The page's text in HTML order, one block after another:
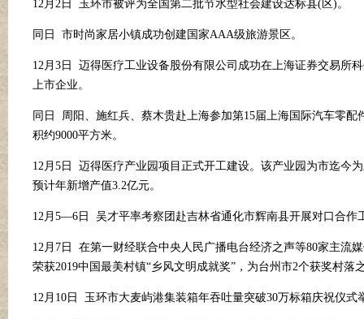
12月2日 玉环市被评为全国第二批节水型社会建设达标县(区)。
同日 市时尚家居小镇成功创建国家AAA级旅游景区。
12月3日 迈得医疗工业设备股份有限公司成功在上海证券交易所
上市企业。
同日 周阳、施红兵、蔡木贵赴上海参加第15届上海国际汽车零配
积约9000平方米。
12月5日 迈得医疗产业园项目正式开工建设。该产业园为市迄今
预计年新增产值3.2亿元。
12月5—6日 吴才平率考察团赴吉林省通化市辉南县开展对口合作
12月7日 在第一财经联合中央人民广播电台经济之声等80家主流
荣获2019中国最美村镇“乡风文明成就奖”，为台州市2个获奖村落
12月10日 玉环市大麦屿港集装箱年吞吐量突破30万标箱庆祝仪式